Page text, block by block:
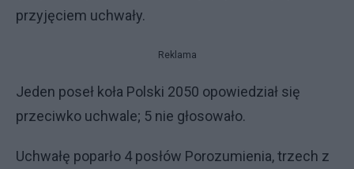
przyjęciem uchwały.
Reklama
Jeden poseł koła Polski 2050 opowiedział się
przeciwko uchwale; 5 nie głosowało.
Uchwałę poparło 4 posłów Porozumienia, trzech z